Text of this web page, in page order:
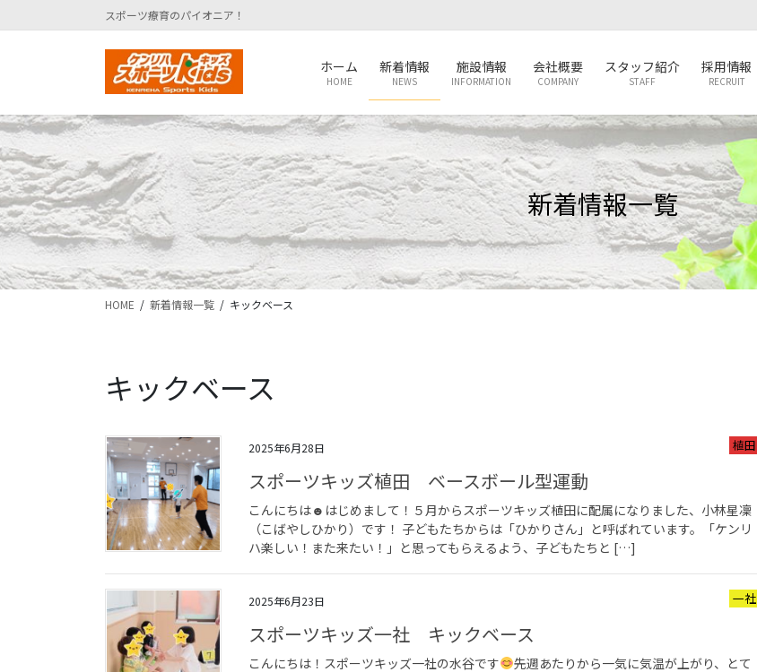
ン
に
移
動
ビ
ョ
ン
に
移
動
スポーツ療育のパイオニア！
ホーム
HOME
新着情報
NEWS
施設情報
INFORMATION
会社概要
COMPANY
スタッフ紹介
STAFF
採用情報
RECRUIT
新着情報一覧
HOME 新着情報一覧 キックベース
キックベース
2025年6月28日 植田
スポーツキッズ植田 ベースボール型運動
こんにちは☻はじめまして！５月からスポーツキッズ植田に配属になりました、小林星凜
（こばやしひかり）です！ 子どもたちからは「ひかりさん」と呼ばれています。「ケンリ
ハ楽しい！また来たい！」と思ってもらえるよう、子どもたちと […]
2025年6月23日 一社
スポーツキッズ一社 キックベース
こんにちは！スポーツキッズ一社の水谷です
先週あたりから一気に気温が上がり、とて